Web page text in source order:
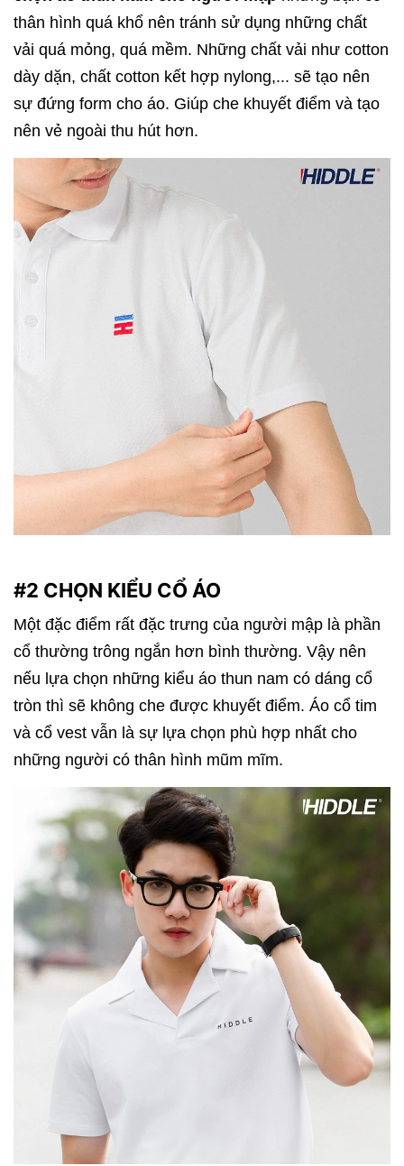
thân hình quá khổ nên tránh sử dụng những chất
vải quá mỏng, quá mềm. Những chất vải như cotton
dày dặn, chất cotton kết hợp nylong,... sẽ tạo nên
sự đứng form cho áo. Giúp che khuyết điểm và tạo
nên vẻ ngoài thu hút hơn.
#2 CHỌN KIỂU CỔ ÁO
Một đặc điểm rất đặc trưng của người mập là phần
cổ thường trông ngắn hơn bình thường. Vậy nên
nếu lựa chọn những kiểu áo thun nam có dáng cổ
tròn thì sẽ không che được khuyết điểm. Áo cổ tim
và cổ vest vẫn là sự lựa chọn phù hợp nhất cho
những người có thân hình mũm mĩm.